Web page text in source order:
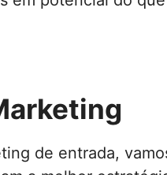
de entrada,